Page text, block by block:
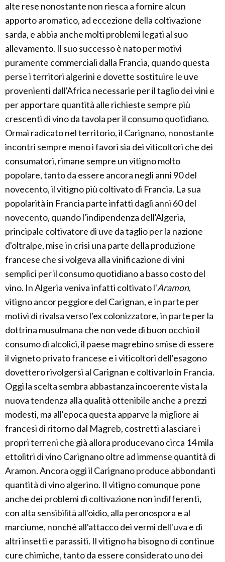
alte rese nonostante non riesca a fornire alcun
apporto aromatico, ad eccezione della coltivazione
sarda, e abbia anche molti problemi legati al suo
allevamento. Il suo successo è nato per motivi
puramente commerciali dalla Francia, quando questa
perse i territori algerini e dovette sostituire le uve
provenienti dall'Africa necessarie per il taglio dei vini e
per apportare quantità alle richieste sempre più
crescenti di vino da tavola per il consumo quotidiano.
Ormai radicato nel territorio, il Carignano, nonostante
incontri sempre meno i favori sia dei viticoltori che dei
consumatori, rimane sempre un vitigno molto
popolare, tanto da essere ancora negli anni 90 del
novecento, il vitigno più coltivato di Francia. La sua
popolarità in Francia parte infatti dagli anni 60 del
novecento, quando l'indipendenza dell'Algeria,
principale coltivatore di uve da taglio per la nazione
d'oltralpe, mise in crisi una parte della produzione
francese che si volgeva alla vinificazione di vini
semplici per il consumo quotidiano a basso costo del
vino. In Algeria veniva infatti coltivato l'Aramon,
vitigno ancor peggiore del Carignan, e in parte per
motivi di rivalsa verso l'ex colonizzatore, in parte per la
dottrina musulmana che non vede di buon occhio il
consumo di alcolici, il paese magrebino smise di essere
il vigneto privato francese e i viticoltori dell'esagono
dovettero rivolgersi al Carignan e coltivarlo in Francia.
Oggi la scelta sembra abbastanza incoerente vista la
nuova tendenza alla qualità ottenibile anche a prezzi
modesti, ma all'epoca questa apparve la migliore ai
francesi di ritorno dal Magreb, costretti a lasciare i
propri terreni che già allora producevano circa 14 mila
ettolitri di vino Carignano oltre ad immense quantità di
Aramon. Ancora oggi il Carignano produce abbondanti
quantità di vino algerino. Il vitigno comunque pone
anche dei problemi di coltivazione non indifferenti,
con alta sensibilità all'oidio, alla peronospora e al
marciume, nonché all'attacco dei vermi dell'uva e di
altri insetti e parassiti. Il vitigno ha bisogno di continue
cure chimiche, tanto da essere considerato uno dei